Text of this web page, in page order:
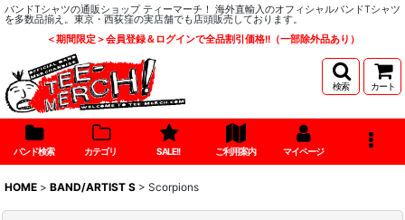
バンドTシャツの通販ショップ ティーマーチ！ 海外直輸入のオフィシャルバンドTシャツ
を多数品揃え。東京・西荻窪の実店舗でも店頭販売しております。
＜期間限定＞会員登録＆ログインで全品割引価格!!（一部除外品あり）
検索 カート
バンド検索 カテゴリ SALE!! ご利用案内 マイページ
HOME > BAND/ARTIST S > Scorpions